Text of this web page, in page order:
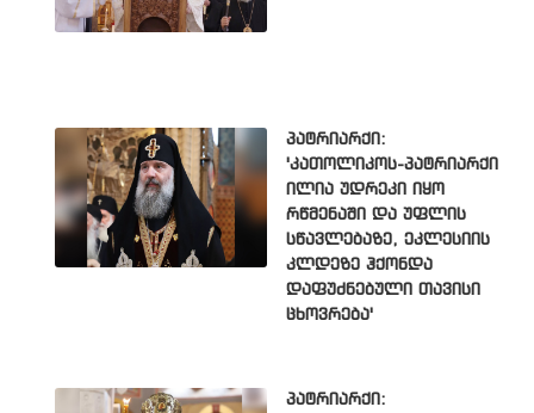
პატრიარქი:
'კათოლიკოს-პატრიარქი
ილია უდრეკი იყო
რწმენაში და უფლის
სწავლებაზე, ეკლესიის
კლდეზე ჰქონდა
დაფუძნებული თავისი
ცხოვრება'
პატრიარქი: